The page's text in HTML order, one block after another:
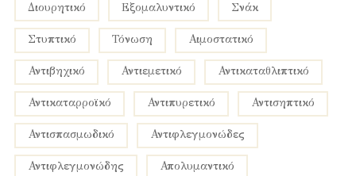
Διουρητικό Εξομαλυντικό Σνάκ
Στυπτικό Τόνωση αιμοστατικό
αντιβηχικό αντιεμετικό αντικαταθλιπτικό
αντικαταρροϊκό αντιπυρετικό αντισηπτικό
αντισπασμωδικό αντιφλεγμονώδες
αντιφλεγμονώδης απολυμαντικό